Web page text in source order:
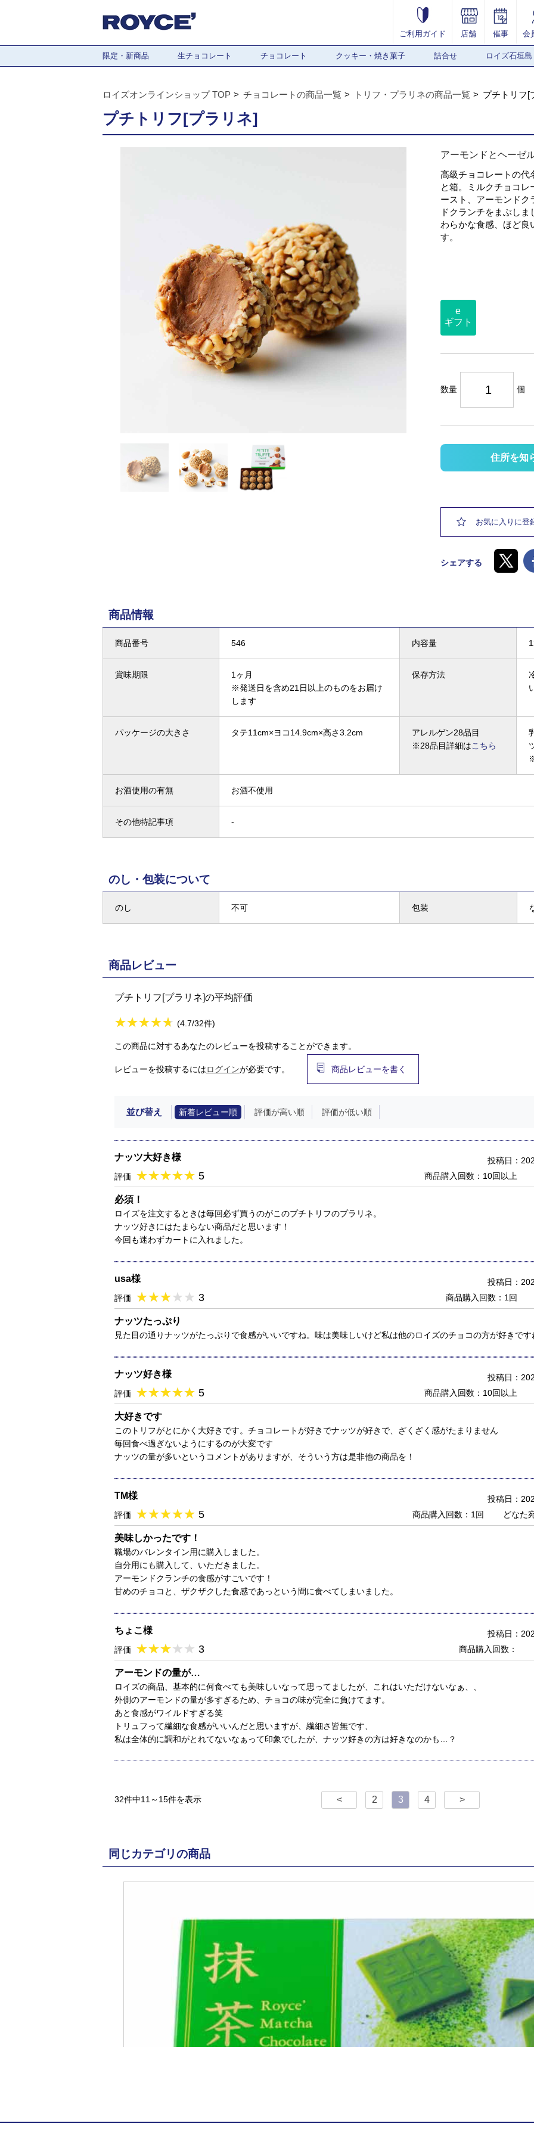
ご利用ガイド 店舗 催事 会
限定・新商品 生チョコレート チョコレート クッキー・焼き菓子 詰合せ ロイズ石垣島
ロイズオンラインショップ TOP チョコレートの商品一覧 トリフ・プラリネの商品一覧 プチトリフ[
プチトリフ[プラリネ]
アーモンドとヘーゼ
高級チョコレートの代
と箱。ミルクチョコ
ースト、アーモンドク
ドクランチをまぶし
わらかな食感、ほど良
す。
e
ギフト
数量 個
住所を知
お気に入りに登
シェアする
商品情報
商品番号 546 内容量
賞味期限
1ヶ月
※発送日を含め21日以上のものをお届け
します
保存方法
パッケージの大きさ タテ11cm×ヨコ14.9cm×高さ3.2cm
アレルゲン28品目
※28品目詳細はこちら
お酒使用の有無 お酒不使用
その他特記事項 -
のし・包装について
のし 不可 包装
商品レビュー
プチトリフ[プラリネ]の平均評価
★★★★★
★★★★★ (4.7/32件)
この商品に対するあなたのレビューを投稿することができます。
レビューを投稿するにはログインが必要です。 商品レビューを書く
並び替え 新着レビュー順 評価が高い順 評価が低い順
ナッツ大好き様
評価 ★★★★★
★★★★★ 5
投稿日：
商品購入回数：10回以上
必須！
ロイズを注文するときは毎回必ず買うのがこのプチトリフのプラリネ。
ナッツ好きにはたまらない商品だと思います！
今回も迷わずカートに入れました。
usa様
評価 ★★★★★
★★★★★ 3
投稿日：
商品購入回数：1回
ナッツたっぷり
見た目の通りナッツがたっぷりで食感がいいですね。味は美味しいけど私は他のロイズのチョコの方が好きです
ナッツ好き様
評価 ★★★★★
★★★★★ 5
投稿日：
商品購入回数：10回以上
大好きです
このトリフがとにかく大好きです。チョコレートが好きでナッツが好きで、ざくざく感がたまりません
毎回食べ過ぎないようにするのが大変です
ナッツの量が多いというコメントがありますが、そういう方は是非他の商品を！
TM様
評価 ★★★★★
★★★★★ 5
投稿日：
商品購入回数：1回
どなた
美味しかったです！
職場のバレンタイン用に購入しました。
自分用にも購入して、いただきました。
アーモンドクランチの食感がすごいです！
甘めのチョコと、ザクザクした食感であっという間に食べてしまいました。
ちょこ様
評価 ★★★★★
★★★★★ 3
投稿日：
商品購入回数：
アーモンドの量が…
ロイズの商品、基本的に何食べても美味しいなって思ってましたが、これはいただけないなぁ、、
外側のアーモンドの量が多すぎるため、チョコの味が完全に負けてます。
あと食感がワイルドすぎる笑
トリュフって繊細な食感がいいんだと思いますが、繊細さ皆無です、
私は全体的に調和がとれてないなぁって印象でしたが、ナッツ好きの方は好きなのかも…？
32件中11～15件を表示 < 2 3 4 >
同じカテゴリの商品